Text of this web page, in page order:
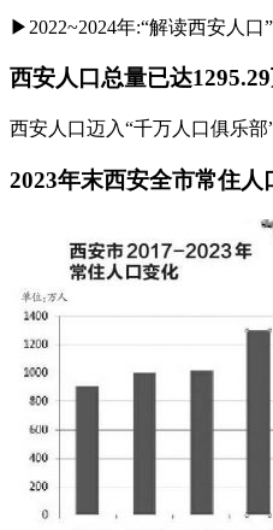
▶2022~2024年:“解读西安人
西安人口总量已达
西安人口迈入“千万人口俱乐
2023年末西安全市常住人